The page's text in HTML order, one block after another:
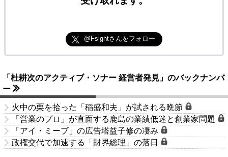
@Fsightさんをフォロー
「杜耕次のアクティブ・ソナー 経営者発見」のバックナンバ
ー
火中の栗を拾った「稲盛和夫」が試される晩節
「営業のプロ」が直面する鹿島の業績低迷と創業家問題
「アイ・ミーブ」の広告塔益子修の凄み
政権交代で加速する「財界総理」の落日